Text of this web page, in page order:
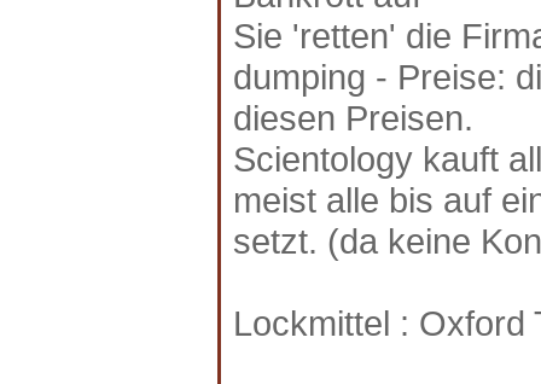
Sie 'retten' die
dumping - Preise:
diesen Preisen.
Scientology kauft
meist alle bis auf
setzt. (da keine
Lockmittel : Oxford